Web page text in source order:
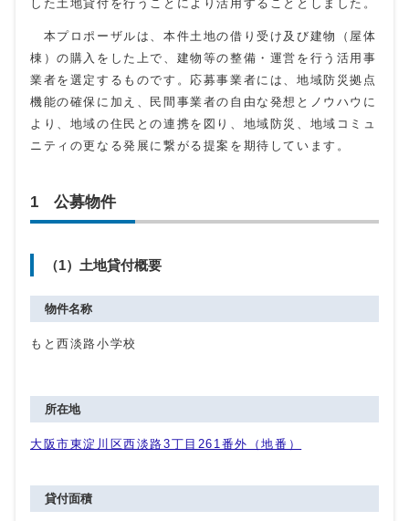
した土地貸付を行うことにより活用することとしました。
本プロポーザルは、本件土地の借り受け及び建物（屋体
棟）の購入をした上で、建物等の整備・運営を行う活用事
業者を選定するものです。応募事業者には、地域防災拠点
機能の確保に加え、民間事業者の自由な発想とノウハウに
より、地域の住民との連携を図り、地域防災、地域コミュ
ニティの更なる発展に繋がる提案を期待しています。
1 公募物件
（1）土地貸付概要
物件名称
もと西淡路小学校
所在地
大阪市東淀川区西淡路3丁目261番外（地番）
貸付面積